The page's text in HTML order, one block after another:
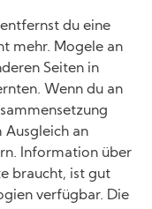
du eine
mehr. Mogele an
Seiten in
Wenn du an
Ausgleich an
Information über
braucht, ist gut
verfügbar. Die